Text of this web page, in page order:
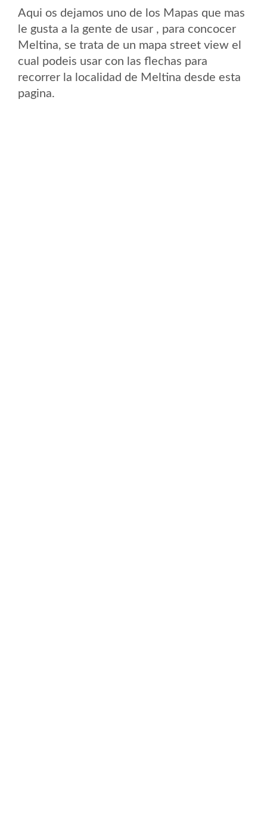
Aqui os dejamos uno de los Mapas que mas
le gusta a la gente de usar , para concocer
Meltina, se trata de un mapa street view el
cual podeis usar con las flechas para
recorrer la localidad de Meltina desde esta
pagina.